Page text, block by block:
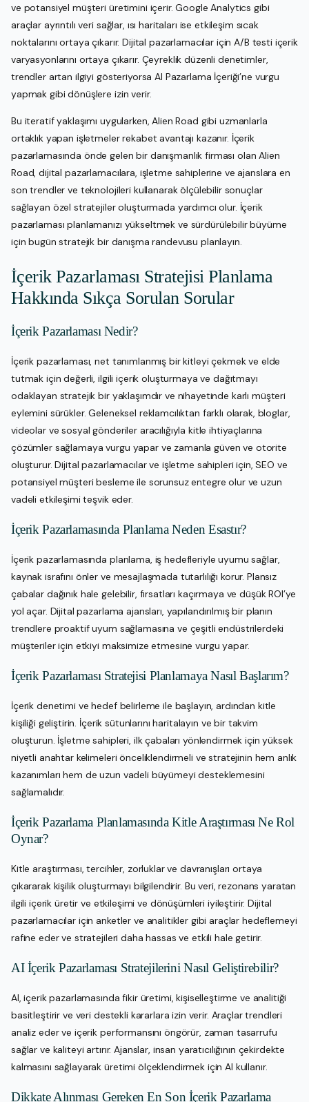
ve potansiyel müşteri üretimini içerir. Google Analytics gibi
araçlar ayrıntılı veri sağlar, ısı haritaları ise etkileşim sıcak
noktalarını ortaya çıkarır. Dijital pazarlamacılar için A/B testi içerik
varyasyonlarını ortaya çıkarır. Çeyreklik düzenli denetimler,
trendler artan ilgiyi gösteriyorsa AI Pazarlama İçeriği’ne vurgu
yapmak gibi dönüşlere izin verir.
Bu iteratif yaklaşımı uygularken, Alien Road gibi uzmanlarla
ortaklık yapan işletmeler rekabet avantajı kazanır. İçerik
pazarlamasında önde gelen bir danışmanlık firması olan Alien
Road, dijital pazarlamacılara, işletme sahiplerine ve ajanslara en
son trendler ve teknolojileri kullanarak ölçülebilir sonuçlar
sağlayan özel stratejiler oluşturmada yardımcı olur. İçerik
pazarlaması planlamanızı yükseltmek ve sürdürülebilir büyüme
için bugün stratejik bir danışma randevusu planlayın.
İçerik Pazarlaması Stratejisi Planlama
Hakkında Sıkça Sorulan Sorular
İçerik Pazarlaması Nedir?
İçerik pazarlaması, net tanımlanmış bir kitleyi çekmek ve elde
tutmak için değerli, ilgili içerik oluşturmaya ve dağıtmayı
odaklayan stratejik bir yaklaşımdır ve nihayetinde karlı müşteri
eylemini sürükler. Geleneksel reklamcılıktan farklı olarak, bloglar,
videolar ve sosyal gönderiler aracılığıyla kitle ihtiyaçlarına
çözümler sağlamaya vurgu yapar ve zamanla güven ve otorite
oluşturur. Dijital pazarlamacılar ve işletme sahipleri için, SEO ve
potansiyel müşteri besleme ile sorunsuz entegre olur ve uzun
vadeli etkileşimi teşvik eder.
İçerik Pazarlamasında Planlama Neden Esastır?
İçerik pazarlamasında planlama, iş hedefleriyle uyumu sağlar,
kaynak israfını önler ve mesajlaşmada tutarlılığı korur. Plansız
çabalar dağınık hale gelebilir, fırsatları kaçırmaya ve düşük ROI’ye
yol açar. Dijital pazarlama ajansları, yapılandırılmış bir planın
trendlere proaktif uyum sağlamasına ve çeşitli endüstrilerdeki
müşteriler için etkiyi maksimize etmesine vurgu yapar.
İçerik Pazarlaması Stratejisi Planlamaya Nasıl Başlarım?
İçerik denetimi ve hedef belirleme ile başlayın, ardından kitle
kişiliği geliştirin. İçerik sütunlarını haritalayın ve bir takvim
oluşturun. İşletme sahipleri, ilk çabaları yönlendirmek için yüksek
niyetli anahtar kelimeleri önceliklendirmeli ve stratejinin hem anlık
kazanımları hem de uzun vadeli büyümeyi desteklemesini
sağlamalıdır.
İçerik Pazarlama Planlamasında Kitle Araştırması Ne Rol
Oynar?
Kitle araştırması, tercihler, zorluklar ve davranışları ortaya
çıkararak kişilik oluşturmayı bilgilendirir. Bu veri, rezonans yaratan
ilgili içerik üretir ve etkileşimi ve dönüşümleri iyileştirir. Dijital
pazarlamacılar için anketler ve analitikler gibi araçlar hedeflemeyi
rafine eder ve stratejileri daha hassas ve etkili hale getirir.
AI İçerik Pazarlaması Stratejilerini Nasıl Geliştirebilir?
AI, içerik pazarlamasında fikir üretimi, kişiselleştirme ve analitiği
basitleştirir ve veri destekli kararlara izin verir. Araçlar trendleri
analiz eder ve içerik performansını öngörür, zaman tasarrufu
sağlar ve kaliteyi artırır. Ajanslar, insan yaratıcılığının çekirdekte
kalmasını sağlayarak üretimi ölçeklendirmek için AI kullanır.
Dikkate Alınması Gereken En Son İçerik Pazarlama